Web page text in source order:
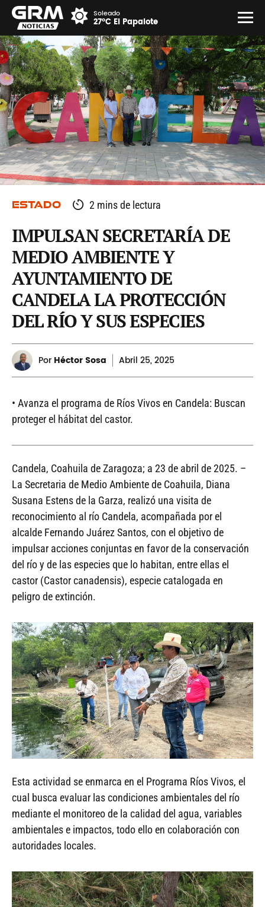
Soleado
27°C El Papalote
ESTADO 2 mins de lectura
IMPULSAN SECRETARÍA DE
MEDIO AMBIENTE Y
AYUNTAMIENTO DE
CANDELA LA PROTECCIÓN
DEL RÍO Y SUS ESPECIES
Por Héctor Sosa Abril 25, 2025
• Avanza el programa de Ríos Vivos en Candela: Buscan
proteger el hábitat del castor.
Candela, Coahuila de Zaragoza; a 23 de abril de 2025. –
La Secretaria de Medio Ambiente de Coahuila, Diana
Susana Estens de la Garza, realizó una visita de
reconocimiento al río Candela, acompañada por el
alcalde Fernando Juárez Santos, con el objetivo de
impulsar acciones conjuntas en favor de la conservación
del río y de las especies que lo habitan, entre ellas el
castor (Castor canadensis), especie catalogada en
peligro de extinción.
Esta actividad se enmarca en el Programa Ríos Vivos, el
cual busca evaluar las condiciones ambientales del río
mediante el monitoreo de la calidad del agua, variables
ambientales e impactos, todo ello en colaboración con
autoridades locales.